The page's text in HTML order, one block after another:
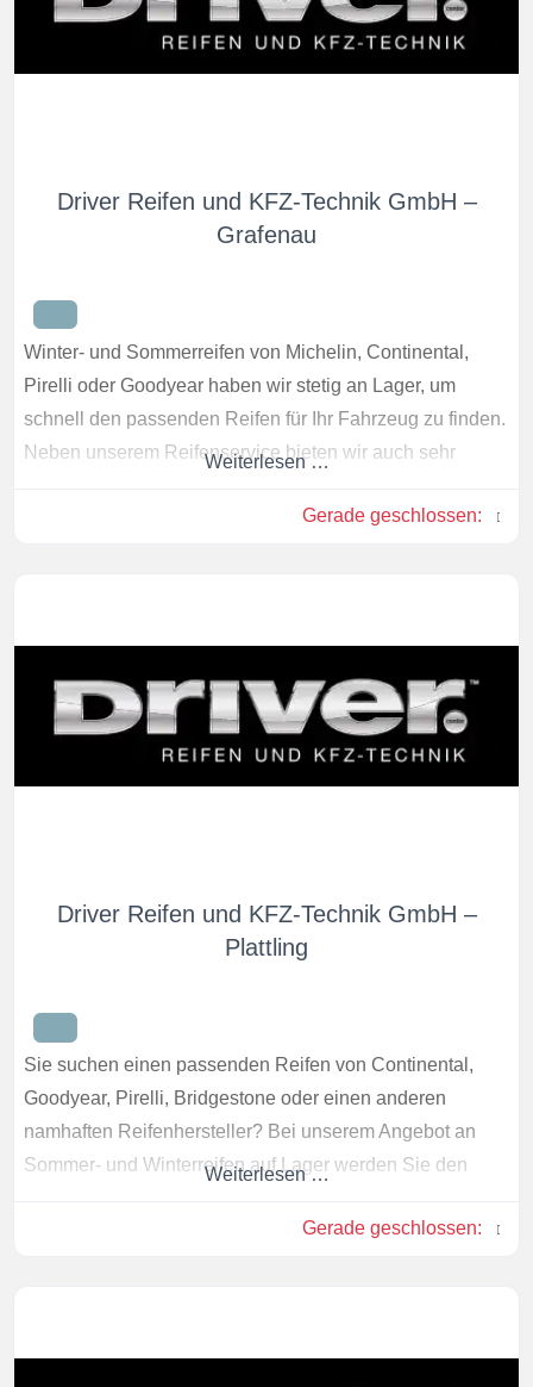
Driver Reifen und KFZ-Technik GmbH –
Grafenau
Winter- und Sommerreifen von Michelin, Continental,
Pirelli oder Goodyear haben wir stetig an Lager, um
schnell den passenden Reifen für Ihr Fahrzeug zu finden.
Neben unserem Reifenservice bieten wir auch sehr
Weiterlesen …
Gerade geschlossen:
Driver Reifen und KFZ-Technik GmbH –
Plattling
Sie suchen einen passenden Reifen von Continental,
Goodyear, Pirelli, Bridgestone oder einen anderen
namhaften Reifenhersteller? Bei unserem Angebot an
Sommer- und Winterreifen auf Lager werden Sie den
gerne – auch im Kfz-Service-Bereich.
Weiterlesen …
Gerade geschlossen: